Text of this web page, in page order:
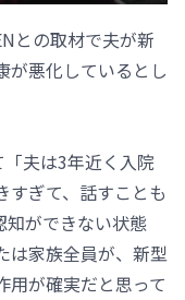
との取材で夫が新
が悪化しているとし
夫は3年近く入院
すぎて、話すことも
知ができない状態
は家族全員が、新型
用が確実だと思って